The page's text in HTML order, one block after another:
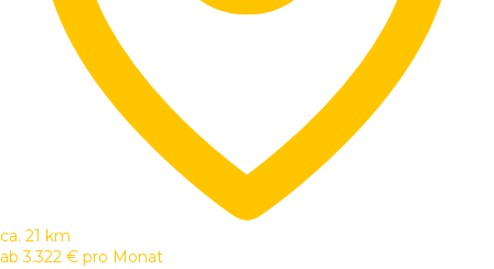
ca. 21 km
ab 3.322 € pro Monat